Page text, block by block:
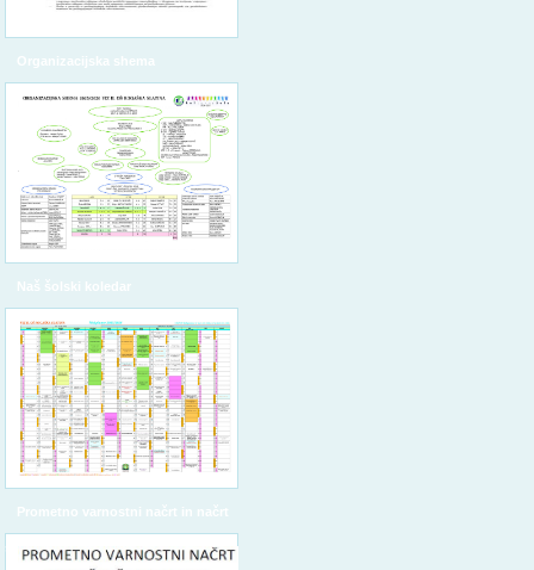
Organizacijska shema
Naš šolski koledar
Prometno varnostni načrt in načrt
šolskih poti